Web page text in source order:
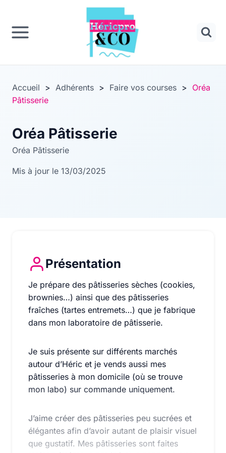
Panneau de gestion des cookies
contenu
Accueil > Adhérents > Faire vos courses > Oréa
Pâtisserie
Oréa Pâtisserie
Oréa Pâtisserie
Mis à jour le 13/03/2025
Présentation
Je prépare des pâtisseries sèches (cookies,
Je prépare des pâtisseries sèches (cookies,
brownies…) ainsi que des pâtisseries
fraîches (tartes entremets…) que je fabrique
dans mon laboratoire de pâtisserie.
Je suis présente sur différents marchés
autour d’Héric et je vends aussi mes
pâtisseries à mon domicile (où se trouve
mon labo) sur commande uniquement.
J’aime créer des pâtisseries peu sucrées et
élégantes afin d’avoir autant de plaisir visuel
que gustatif. Mes pâtisseries sont faites